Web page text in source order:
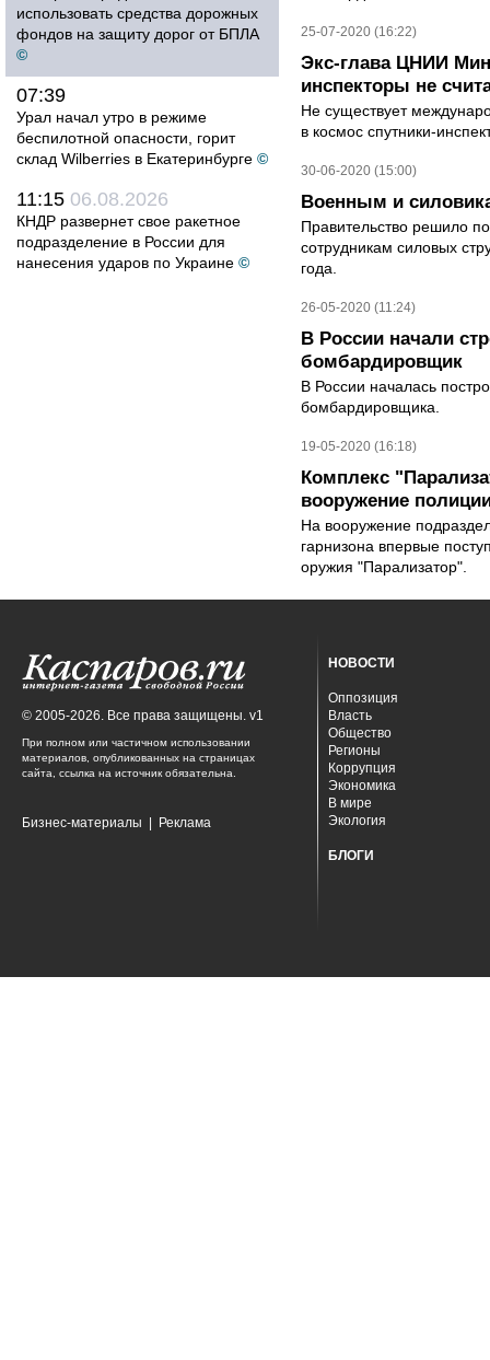
использовать средства дорожных
фондов на защиту дорог от БПЛА
©
07:39
Урал начал утро в режиме
беспилотной опасности, горит
склад Wilberries в Екатеринбурге ©
11:15 06.08.2026
КНДР развернет свое ракетное
подразделение в России для
нанесения ударов по Украине ©
25-07-2020 (16:22)
Экс-глава ЦНИИ
инспекторы не
Не существует
в космос спутники-
30-06-2020 (15:00)
Военным и
Правительство решило
сотрудникам силовых
года.
26-05-2020 (11:24)
В России начали
бомбардировщик
В России началась
бомбардировщика.
19-05-2020 (16:18)
Комплекс
вооружение
На вооружение
гарнизона впервые
оружия "Парализатор".
© 2005-2026. Все права защищены. v1
При полном или частичном использовании
материалов, опубликованных на страницах
сайта, ссылка на источник обязательна.
Бизнес-материалы Реклама
НОВОСТИ
Оппозиция
Власть
Общество
Регионы
Коррупция
Экономика
В мире
Экология
БЛОГИ